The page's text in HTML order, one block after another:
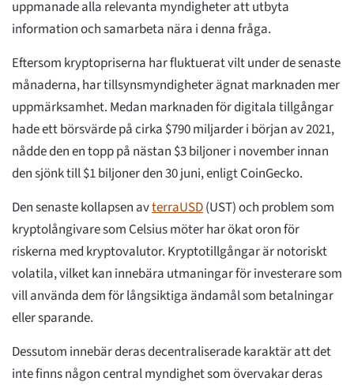
uppmanade alla relevanta myndigheter att utbyta
information och samarbeta nära i denna fråga.
Eftersom kryptopriserna har fluktuerat vilt under de senaste
månaderna, har tillsynsmyndigheter ägnat marknaden mer
uppmärksamhet. Medan marknaden för digitala tillgångar
hade ett börsvärde på cirka $790 miljarder i början av 2021,
nådde den en topp på nästan $3 biljoner i november innan
den sjönk till $1 biljoner den 30 juni, enligt CoinGecko.
Den senaste kollapsen avterraUSD(UST) och problem som
kryptolångivare som Celsius möter har ökat oron för
riskerna med kryptovalutor. Kryptotillgångar är notoriskt
volatila, vilket kan innebära utmaningar för investerare som
vill använda dem för långsiktiga ändamål som betalningar
eller sparande.
Dessutom innebär deras decentraliserade karaktär att det
inte finns någon central myndighet som övervakar deras